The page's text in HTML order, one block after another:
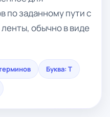
по заданному пути с
обычно в виде
Буква: Т